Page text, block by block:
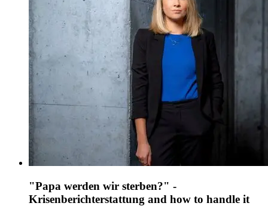
"Papa werden wir sterben?" -
Krisenberichterstattung and how to handle it